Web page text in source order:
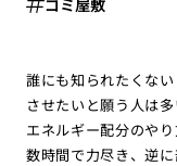
誰にも知られたくな
させたいと願う人は
エネルギー配分のや
数時間で力尽き、逆